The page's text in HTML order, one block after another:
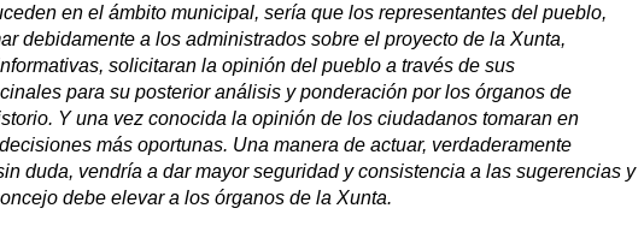
en el ámbito municipal, sería que los representantes del pueblo,
debidamente a los administrados sobre el proyecto de la Xunta,
solicitaran la opinión del pueblo a través de sus
para su posterior análisis y ponderación por los órganos de
Y una vez conocida la opinión de los ciudadanos tomaran en
más oportunas. Una manera de actuar, verdaderamente
duda, vendría a dar mayor seguridad y consistencia a las sugerencias y
debe elevar a los órganos de la Xunta.